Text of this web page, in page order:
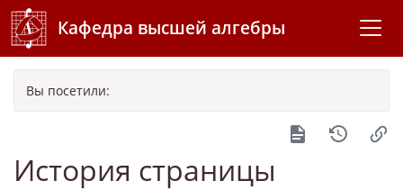
Кафедра высшей алгебры
Вы посетили:
История страницы